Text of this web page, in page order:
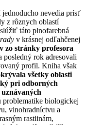
nevedia prísť
z rôznych oblastí
táto plnofarebná
v krásnej odľahčenej
zo stránky profesora
posledný rok adresovali
profil. Kniha však
všetky oblasti
pri odborných
problematike biologickej
vinohradníctvu a
rastlinám,